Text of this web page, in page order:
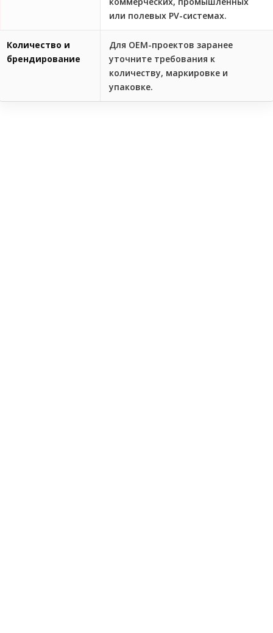
или полевых PV-системах.
Количество и
брендирование
Для OEM-проектов заранее
уточните требования к
количеству, маркировке и
упаковке.